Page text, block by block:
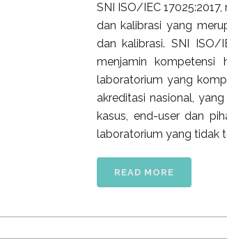
SNI ISO/IEC
dan kalibrasi yang
dan kalibrasi. SNI ISO/
menjamin kompetensi
laboratorium yang
akreditasi nasional,
kasus, end-user dan
laboratorium yang tidak
READ MORE